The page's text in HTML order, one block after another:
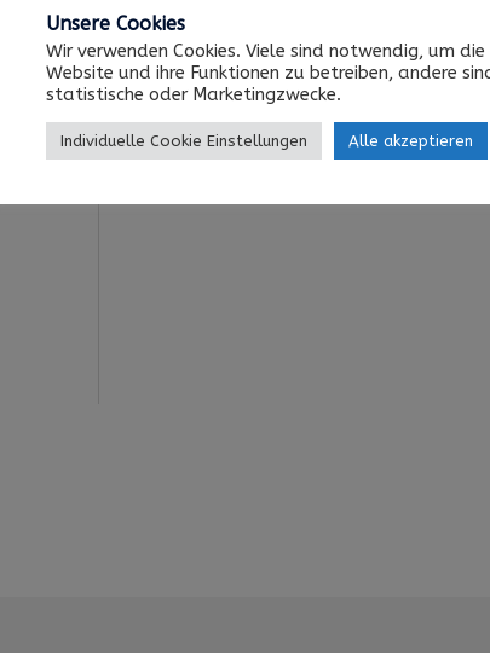
Unsere Cookies
Wir verwenden Cookies. Viele sind notwendig, um die
Website und ihre Funktionen zu betreiben, andere
statistische oder Marketingzwecke.
Individuelle Cookie Einstellungen Alle akzeptieren